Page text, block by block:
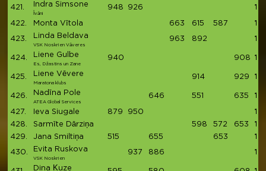
421. Indra Simsone
Īvāni
948 926
422. Monta Vītola 663 615 587
423. Linda Beldava
VSK Noskrien Vāveres
963 892
424. Liene Gulbe
Es, Džastins un Zane
940 908
425. Liene Vēvere
Maratona klubs
914 929
426. Nadīna Pole
ATEA Global Services
646 551 635
427. Ieva Siugale 879 950
428.
Sarmīte Dārziņa 598 572 653
429.
Jana Smiltiņa 515 655 653
430. Evita Ruskova
VSK Noskrien
937 886
Dina Ķuze